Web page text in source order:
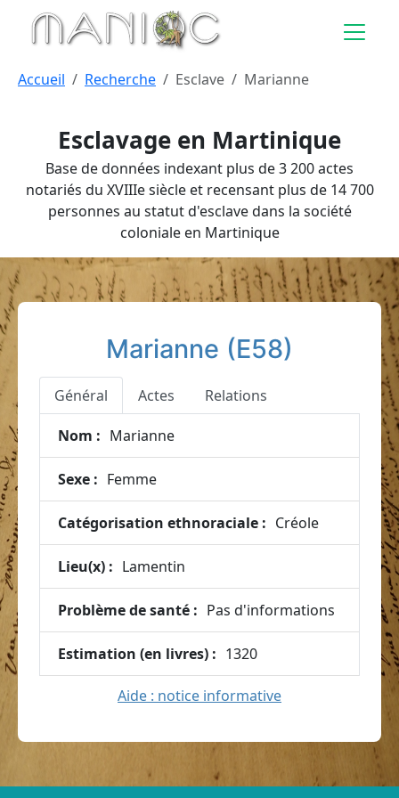
Aller au contenu principal
Esclavage en Martinique
Base de données indexant plus de 3 200 actes
notariés du XVIIIe siècle et recensant plus de 14 700
personnes au statut d'esclave dans la société
coloniale en Martinique
Accueil Recherche Esclave Marianne
Marianne (E58)
Général Actes Relations
Nom : Marianne
Sexe : Femme
Catégorisation ethnoraciale : Créole
Lieu(x) : Lamentin
Problème de santé : Pas d'informations
Estimation (en livres) : 1320
Aide : notice informative